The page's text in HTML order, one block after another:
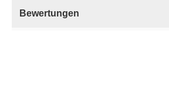
Bewertungen